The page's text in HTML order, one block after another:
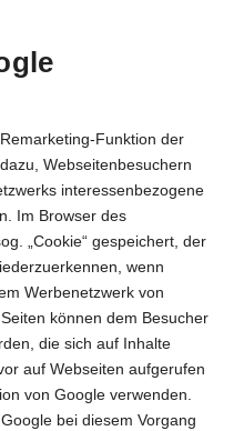
Funktion der
Webseitenbesuchern
interessenbezogene
Im Browser des
„Cookie“ gespeichert, der
wenn
Werbenetzwerk von
können dem Besucher
die sich auf Inhalte
auf Webseiten aufgerufen
von Google verwenden.
bei diesem Vorgang